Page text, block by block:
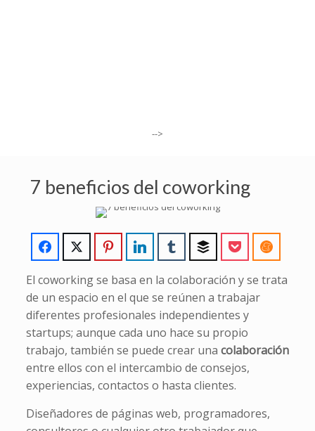
-->
7 beneficios del coworking
El coworking se basa en la colaboración y se trata
de un espacio en el que se reúnen a trabajar
diferentes profesionales independientes y
startups; aunque cada uno hace su propio
trabajo, también se puede crear una colaboración
entre ellos con el intercambio de consejos,
experiencias, contactos o hasta clientes.
Diseñadores de páginas web, programadores,